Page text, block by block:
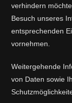
verhindern
Besuch unseres
entsprechenden
vornehmen.
Weitergehende
von Daten sowie